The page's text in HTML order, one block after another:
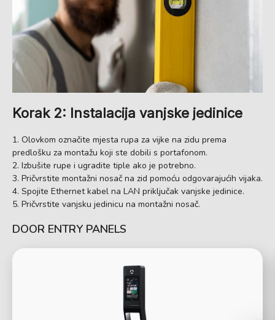
Korak 2: Instalacija vanjske jedinice
Olovkom označite mjesta rupa za vijke na zidu prema
predlošku za montažu koji ste dobili s portafonom.
Izbušite rupe i ugradite tiple ako je potrebno.
Pričvrstite montažni nosač na zid pomoću odgovarajućih vijaka.
Spojite Ethernet kabel na LAN priključak vanjske jedinice.
Pričvrstite vanjsku jedinicu na montažni nosač.
DOOR ENTRY PANELS